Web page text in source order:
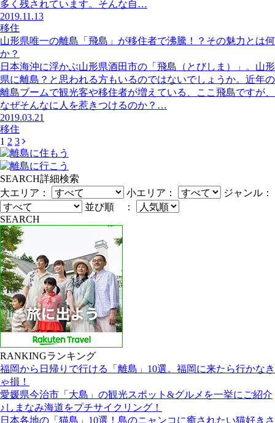
多く残されています。そんな自…
2019.11.13
移住
山形県唯一の離島「飛島」が移住者で沸騰！？その魅力とは何
か？
日本海沖に浮かぶ山形県酒田市の「飛島（とびしま）」。山形
県に離島？と思われる方もいるのではないでしょうか。近年の
離島ブームで観光客や移住者が増えている、ここ飛島ですが、
なぜそんなに人を惹きつけるのか？…
2019.03.21
移住
1 2 3
SEARCH詳細検索
大エリア：
小エリア：
ジャンル：
並び順 ：
SEARCH
RANKINGランキング
福岡から日帰りで行ける「離島」10選。福岡に来たら行かなき
ゃ損！
愛媛県今治市「大島」の観光スポット&グルメを一挙にご紹介
♪しまなみ海道をプチサイクリング！
日本各地の「猫島」10選！島のニャンコに癒されたい猫好きさ